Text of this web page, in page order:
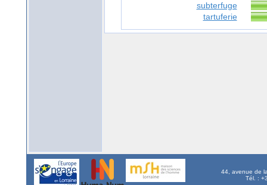
subterfuge
tartuferie
44, avenue de
Tél. :